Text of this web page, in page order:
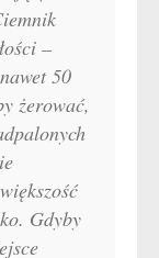
–
50
żerować,
Gdyby